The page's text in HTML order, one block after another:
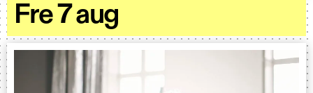
Fre 7 aug